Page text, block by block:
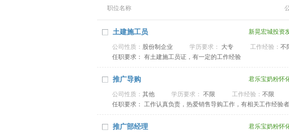
职位名称
土建施工员 新晃宏城投资
公司性质： 股份制企业 学历要求： 大专 工作经验： 不
任职要求： 有土建施工员证，有一定的工作经验
推广导购 君乐宝奶粉怀
公司性质： 其他 学历要求： 不限 工作经验： 不限
任职要求： 工作认真负责，热爱销售导购工作，有相关工作经验者
推广部经理 君乐宝奶粉怀